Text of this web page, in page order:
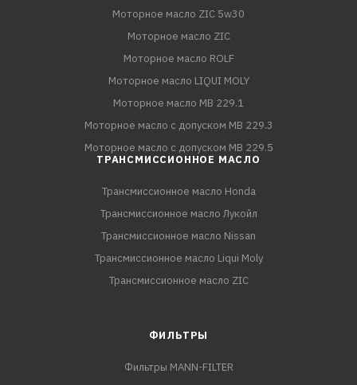
Моторное масло ZIC 5w30
Моторное масло ZIC
Моторное масло ROLF
Моторное масло LIQUI MOLY
Моторное масло MB 229.1
Моторное масло с допуском MB 229.3
Моторное масло с допуском MB 229.5
ТРАНСМИССИОННОЕ МАСЛО
Трансмиссионное масло Honda
Трансмиссионное масло Лукойл
Трансмиссионное масло Nissan
Трансмиссионное масло Liqui Moly
Трансмиссионное масло ZIC
ФИЛЬТРЫ
Фильтры MANN-FILTER